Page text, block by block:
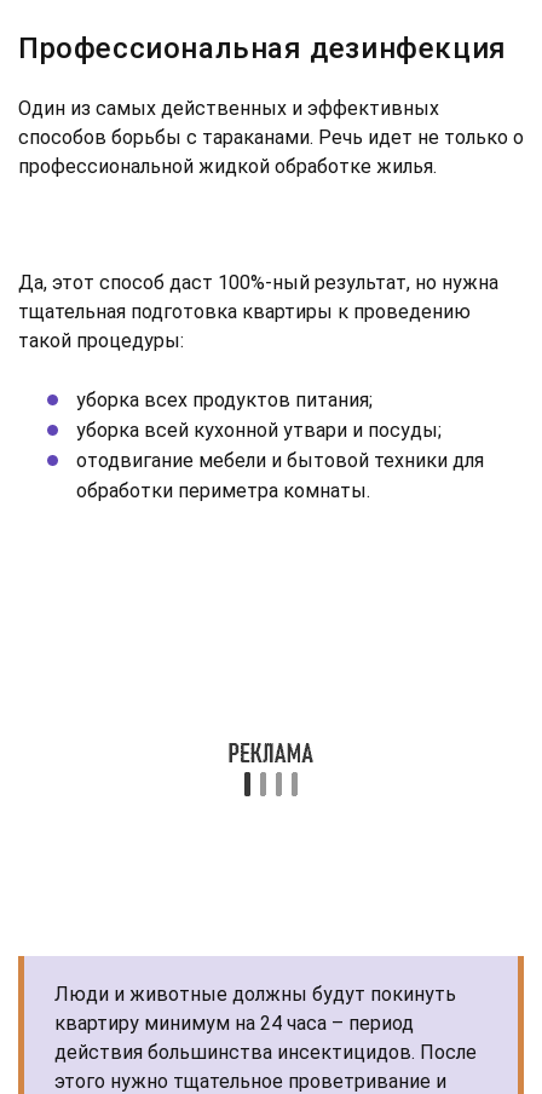
Профессиональная дезинфекция
Один из самых действенных и эффективных
способов борьбы с тараканами. Речь идет не только о
профессиональной жидкой обработке жилья.
Да, этот способ даст 100%-ный результат, но нужна
тщательная подготовка квартиры к проведению
такой процедуры:
уборка всех продуктов питания;
уборка всей кухонной утвари и посуды;
отодвигание мебели и бытовой техники для
обработки периметра комнаты.
Люди и животные должны будут покинуть
квартиру минимум на 24 часа – период
действия большинства инсектицидов. После
этого нужно тщательное проветривание и